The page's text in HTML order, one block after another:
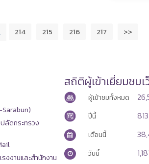
214 215 216 217 >>
ลัดกระทรวง
งงานและสำนักงาน
สถิติผู้เข้าเยี่ยมชมเ
ผู้เข้าชมทั้งหมด
ปีนี้
เดือนนี้
วันนี้